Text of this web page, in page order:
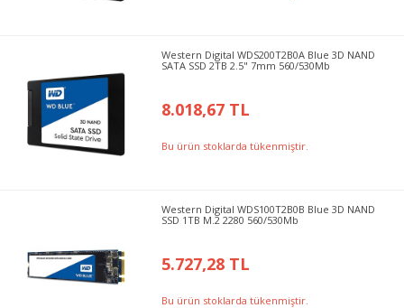
Western Digital WDS200T2B0A Blue 3D NAND
SATA SSD 2TB 2.5" 7mm 560/530Mb
8.018,67 TL
Bu ürün stoklarda tükenmiştir.
Western Digital WDS100T2B0B Blue 3D NAND ​​
SSD 1TB M.2 2280 560/530Mb
5.727,28 TL
Bu ürün stoklarda tükenmiştir.